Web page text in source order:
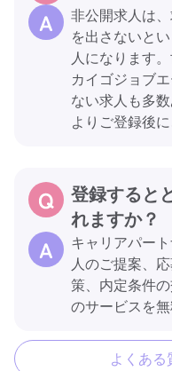
非公開求人は
を出さないと
人になります
カイゴジョブ
ない求人も多
よりご登録後に
登録すると
れますか？
キャリアパー
人のご提案、
策、内定条件
のサービスを
よくある